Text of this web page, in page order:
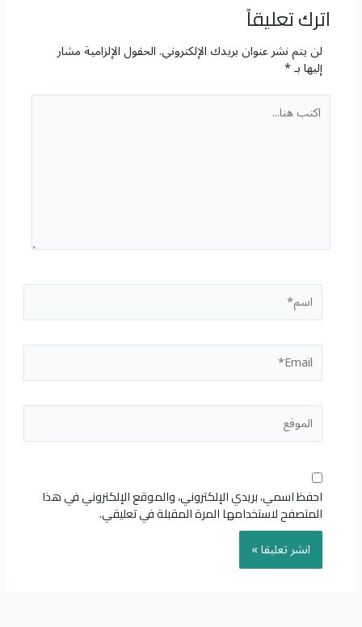
اترك تعليقاً
لن يتم نشر عنوان بريدك الإلكتروني.الحقول الإلزامية مشار
إليها بـ*
اكتب
هنا...
Email*
الموقع
احفظ اسمي، بريدي الإلكتروني، والموقع الإلكتروني في هذا
المتصفح لاستخدامها المرة المقبلة في تعليقي.